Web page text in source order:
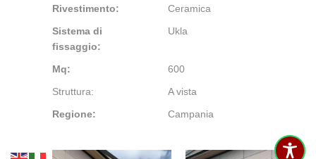
Rivestimento:
Ceramica
Sistema di
fissaggio:
Ukla
Mq:
600
Struttura:
A vista
Regione:
Campania